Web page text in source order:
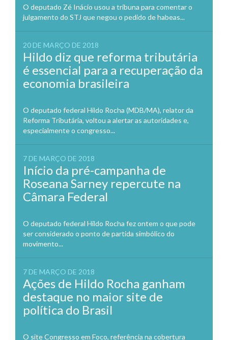
O deputado Zé Inácio usou a tribuna para comentar o
julgamento do STJ que negou o pedido de habeas...
20 DE MARÇO DE 2018
Hildo diz que reforma tributária
é essencial para a recuperação da
economia brasileira
O deputado federal Hildo Rocha (MDB/MA), relator da
Reforma Tributária, voltou a alertar as autoridades e,
especialmente o congresso...
7 DE MARÇO DE 2018
Início da pré-campanha de
Roseana Sarney repercute na
Câmara Federal
O deputado federal Hildo Rocha fez ontem o que pode
ser considerado o ponto de partida simbólico do
movimento...
7 DE MARÇO DE 2018
Ações de Hildo Rocha ganham
destaque no maior site de
política do Brasil
O site Congresso em Foco, referência na cobertura